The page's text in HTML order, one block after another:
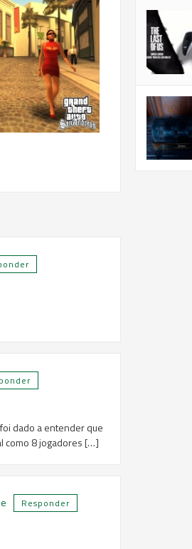
dado a entender que
como 8 jogadores […]
Responder